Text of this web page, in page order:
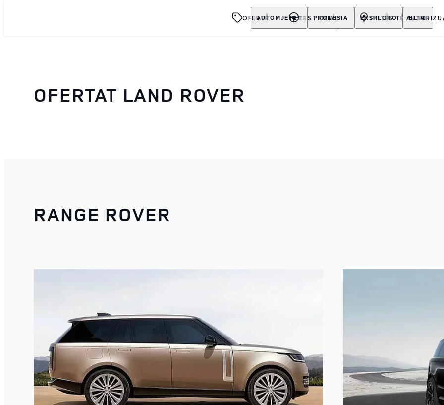
AUTOMJETET PRONËSIA EKSPLORO BLINI
OFERTË TEST DRIVE SHITËS TË
OFERTAT LAND ROVER
RANGE ROVER